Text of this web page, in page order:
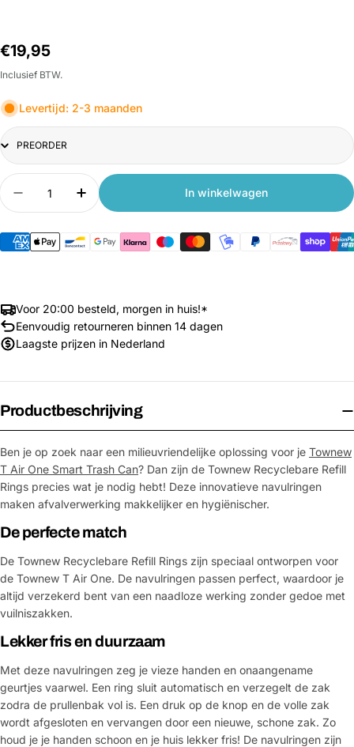
Normale
prijs
€19,95
Inclusief BTW.
Levertijd: 2-3 maanden
Title
Aantal
Aantal verlagen voor Townew Recyclebare
Aantal verhogen voor Townew
In winkelwagen
Voor 20:00 besteld, morgen in huis!*
Eenvoudig retourneren binnen 14 dagen
Laagste prijzen in Nederland
Productbeschrijving
Ben je op zoek naar een milieuvriendelijke oplossing voor je Townew
T Air One Smart Trash Can? Dan zijn de Townew Recyclebare Refill
Rings precies wat je nodig hebt! Deze innovatieve navulringen
maken afvalverwerking makkelijker en hygiënischer.
De perfecte match
De Townew Recyclebare Refill Rings zijn speciaal ontworpen voor
de Townew T Air One. De navulringen passen perfect, waardoor je
altijd verzekerd bent van een naadloze werking zonder gedoe met
vuilniszakken.
Lekker fris en duurzaam
Met deze navulringen zeg je vieze handen en onaangename
geurtjes vaarwel. Een ring sluit automatisch en verzegelt de zak
zodra de prullenbak vol is. Een druk op de knop en de volle zak
wordt afgesloten en vervangen door een nieuwe, schone zak. Zo
houd je je handen schoon en je huis lekker fris! De navulringen zijn